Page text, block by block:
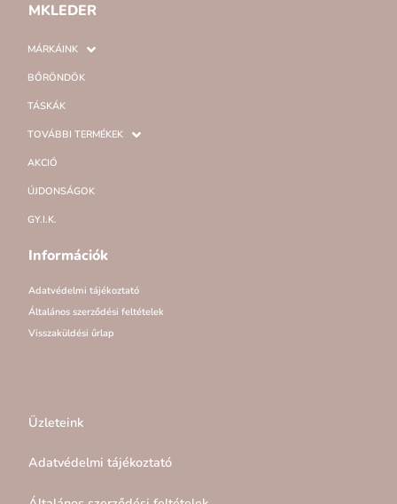
MKLEDER
MÁRKÁINK
BŐRÖNDÖK
TÁSKÁK
TOVÁBBI TERMÉKEK
AKCIÓ
ÚJDONSÁGOK
GY.I.K.
Információk
Adatvédelmi tájékoztató
Általános szerződési feltételek
Visszaküldési űrlap
Üzleteink
Adatvédelmi tájékoztató